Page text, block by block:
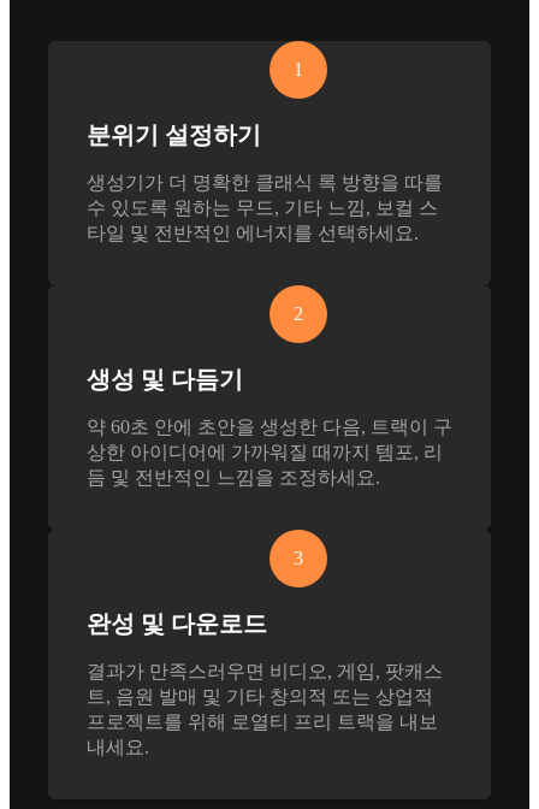
1
분위기 설정하기
생성기가 더 명확한 클래식 록 방향을 따를
수 있도록 원하는 무드, 기타 느낌, 보컬 스
타일 및 전반적인 에너지를 선택하세요.
2
생성 및 다듬기
약 60초 안에 초안을 생성한 다음, 트랙이 구
상한 아이디어에 가까워질 때까지 템포, 리
듬 및 전반적인 느낌을 조정하세요.
3
완성 및 다운로드
결과가 만족스러우면 비디오, 게임, 팟캐스
트, 음원 발매 및 기타 창의적 또는 상업적
프로젝트를 위해 로열티 프리 트랙을 내보
내세요.